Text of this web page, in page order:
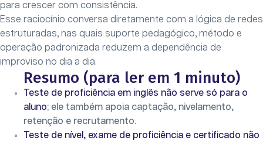
para crescer com consistência.
Esse raciocínio conversa diretamente com a lógica de redes
estruturadas, nas quais suporte pedagógico, método e
operação padronizada reduzem a dependência de
improviso no dia a dia.
Resumo (para ler em 1 minuto)
Teste de proficiência em inglês não serve só para o
aluno; ele também apoia captação, nivelamento,
retenção e recrutamento.
Teste de nível, exame de proficiência e certificado não